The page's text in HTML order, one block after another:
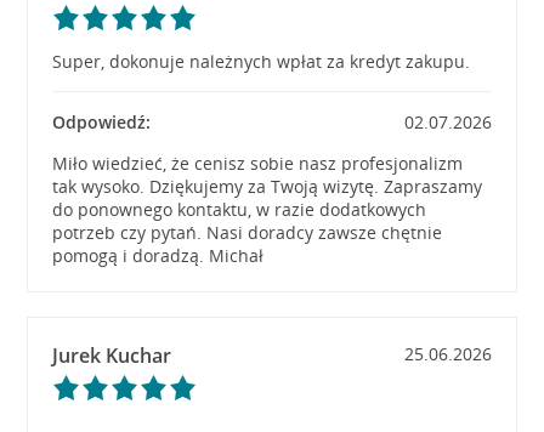
Super, dokonuje należnych wpłat za kredyt zakupu.
Odpowiedź:
02.07.2026
Miło wiedzieć, że cenisz sobie nasz profesjonalizm
tak wysoko. Dziękujemy za Twoją wizytę. Zapraszamy
do ponownego kontaktu, w razie dodatkowych
potrzeb czy pytań. Nasi doradcy zawsze chętnie
pomogą i doradzą. Michał
Jurek Kuchar 25.06.2026